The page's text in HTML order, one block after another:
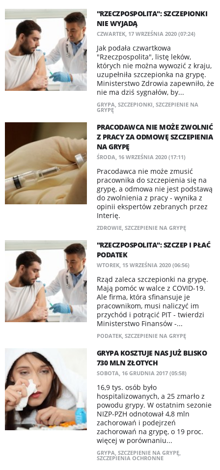
"RZECZPOSPOLITA": SZCZEPIONKI
NIE WYJADĄ
CZWARTEK, 17 WRZEŚNIA 2020 (07:24)
Jak podała czwartkowa
"Rzeczpospolita", listę leków,
których nie można wywozić z kraju,
uzupełniła szczepionka na grypę.
Ministerstwo Zdrowia zapewniło, że
nie ma dziś sygnałów, by...
GRYPA, SZCZEPIONKI, SZCZEPIENIE NA
GRYPĘ
PRACODAWCA NIE MOŻE ZWOLNIĆ
Z PRACY ZA ODMOWĘ SZCZEPIENIA
NA GRYPĘ
ŚRODA, 16 WRZEŚNIA 2020 (17:11)
Pracodawca nie może zmusić
pracownika do szczepienia się na
grypę, a odmowa nie jest podstawą
do zwolnienia z pracy - wynika z
opinii ekspertów zebranych przez
Interię.
ZDROWIE, SZCZEPIENIE NA GRYPĘ
"RZECZPOSPOLITA": SZCZEP I PŁAĆ
PODATEK
WTOREK, 15 WRZEŚNIA 2020 (06:56)
​Rząd zaleca szczepionki na grypę.
Mają pomóc w walce z COVID-19.
Ale firma, która sfinansuje je
pracownikom, musi naliczyć im
przychód i potrącić PIT - twierdzi
Ministerstwo Finansów -...
PODATEK, SZCZEPIENIE NA GRYPĘ
GRYPA KOSZTUJE NAS JUŻ BLISKO
730 MLN ZŁOTYCH
SOBOTA, 16 GRUDNIA 2017 (05:58)
16,9 tys. osób było
hospitalizowanych, a 25 zmarło z
powodu grypy. W ostatnim sezonie
NIZP-PZH odnotował 4,8 mln
zachorowań i podejrzeń
zachorowań na grypę, o 19 proc.
więcej w porównaniu...
GRYPA, SZCZEPIENIE NA GRYPĘ,
SZCZEPIENIA OCHRONNE